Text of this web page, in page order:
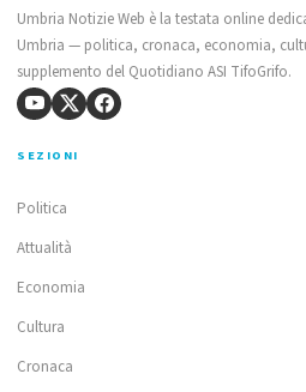
Umbria Notizie Web è la testata online
Umbria — politica, cronaca, economia,
supplemento del Quotidiano ASI TifoGrifo.
SEZIONI
Politica
Attualità
Economia
Cultura
Cronaca